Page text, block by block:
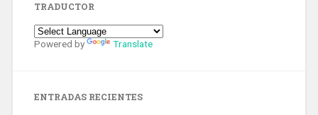
TRADUCTOR
Powered by Translate
ENTRADAS RECIENTES